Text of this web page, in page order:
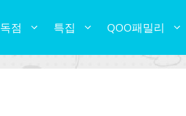
독점 특집 QOO패밀리